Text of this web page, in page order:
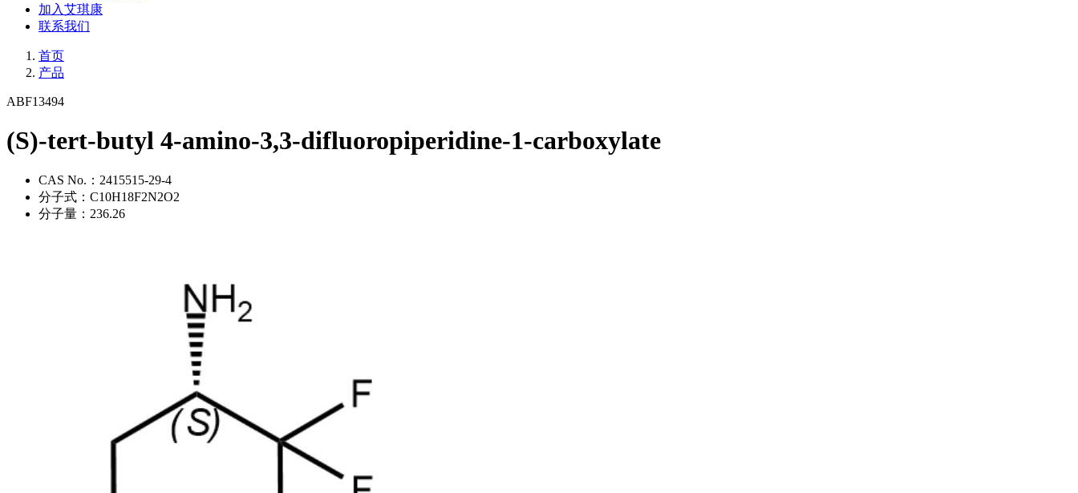
加入艾琪康
联系我们
首页
产品
ABF13494
(S)-tert-butyl 4-amino-3,3-difluoropiperidine-1-carboxylate
CAS No.： 2415515-29-4
分子式： C10H18F2N2O2
分子量： 236.26